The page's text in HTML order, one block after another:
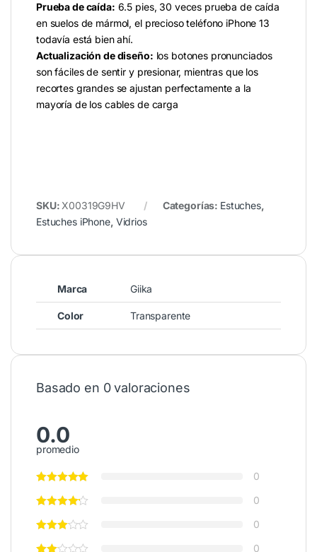
Prueba de caída: 6.5 pies, 30 veces prueba de caída
en suelos de mármol, el precioso teléfono iPhone 13
todavía está bien ahí.
Actualización de diseño: los botones pronunciados
son fáciles de sentir y presionar, mientras que los
recortes grandes se ajustan perfectamente a la
mayoría de los cables de carga
SKU: X00319G9HV Categorías: Estuches,
Estuches iPhone, Vidrios
Marca Giika
Color Transparente
Basado en 0 valoraciones
0.0
promedio
0
0
0
0